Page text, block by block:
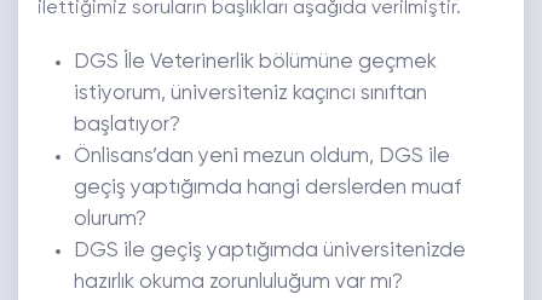
ilettiğimiz soruların başlıkları aşağıda verilmiştir.
DGS İle Veterinerlik bölümüne geçmek
istiyorum, üniversiteniz kaçıncı sınıftan
başlatıyor?
Önlisans’dan yeni mezun oldum, DGS ile
geçiş yaptığımda hangi derslerden muaf
olurum?
DGS ile geçiş yaptığımda üniversitenizde
hazırlık okuma zorunluluğum var mı?